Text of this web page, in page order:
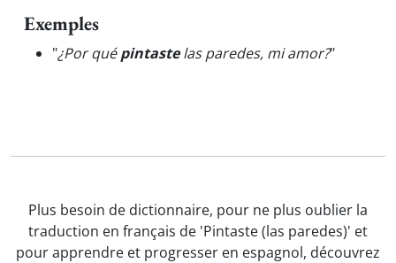
Exemples
"¿Por quépintastelas paredes, mi amor?"
Plus besoin de dictionnaire, pour ne plus oublier la
traduction en français de 'Pintaste (las paredes)' et
pour apprendre et progresser en espagnol, découvrez